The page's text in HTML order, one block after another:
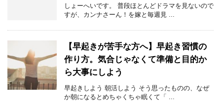
しょーへいです。 普段ほとんどドラマを見ないので
すが、カンナさーん！を嫁と毎週見 ...
【早起きが苦手な方へ】早起き習慣の
作り方。気合じゃなくて準備と目的か
ら大事にしよう
早起きしよう 朝活しよう そう思ったものの、なぜ
か朝になるとめちゃくちゃ眠くて「 ...